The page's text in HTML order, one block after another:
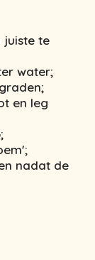
juiste te
water;
en leg
nadat de